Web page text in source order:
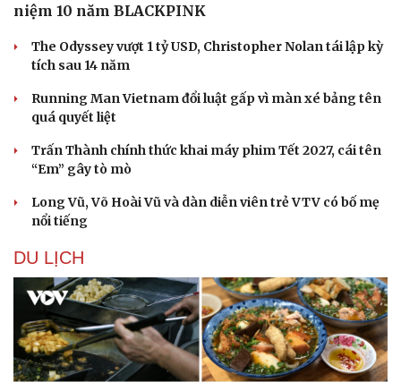
niệm 10 năm BLACKPINK
The Odyssey vượt 1 tỷ USD, Christopher Nolan tái lập kỳ
tích sau 14 năm
Running Man Vietnam đổi luật gấp vì màn xé bảng tên
quá quyết liệt
Trấn Thành chính thức khai máy phim Tết 2027, cái tên
“Em” gây tò mò
Long Vũ, Võ Hoài Vũ và dàn diễn viên trẻ VTV có bố mẹ
nổi tiếng
DU LỊCH